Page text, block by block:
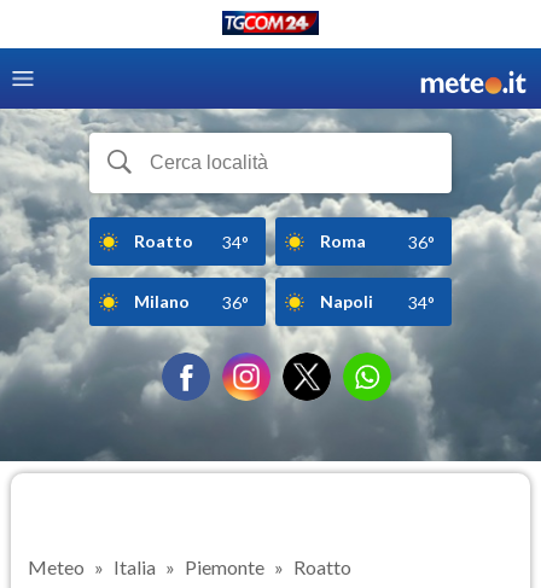
Roatto 34° Roma 36°
Milano 36° Napoli 34°
Meteo Italia Piemonte Roatto